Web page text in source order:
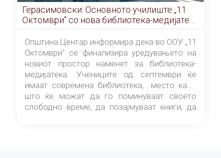
Герасимовски: Основното училиште „11
Октомври" со нова библиотека-медијатека
од септември
Општина Центар информира дека во ООУ „11
Октомври" се финализира уредувањето на
новиот простор наменет за библиотека-
медијатека. Учениците од септември ќе
имаат современа библиотека, место каде
што ќе можат да го поминуваат своето
слободно време, да позајмуваат книги, да